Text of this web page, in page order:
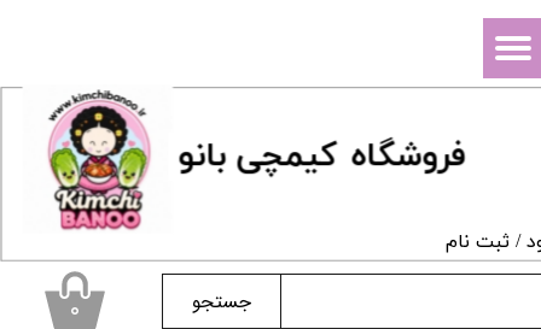
فروشگاه کیمچی بانو
جستجو
/ ثبت نام
حساب کاربری من
سفارشات
۰